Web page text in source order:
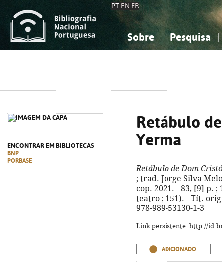
PT EN FR
Sobre Pesquisa
ENCONTRAR EM BIBLIOTECAS
BNP
PORBASE
Retábulo
Yerma
Retábulo de Dom
; trad. Jorge Silva
cop. 2021. - 83, [9] p. ;
teatro ; 151). - Tít.
978-989-53130-1-3
Link persistente: http://
ADICIONADO